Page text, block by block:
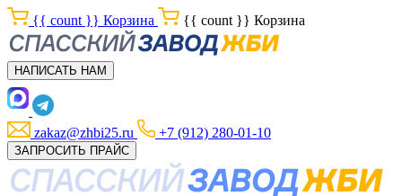
{{ count }} Корзина {{ count }} Корзина
НАПИСАТЬ НАМ
zakaz@zhbi25.ru +7 (912) 280-01-10
ЗАПРОСИТЬ ПРАЙС